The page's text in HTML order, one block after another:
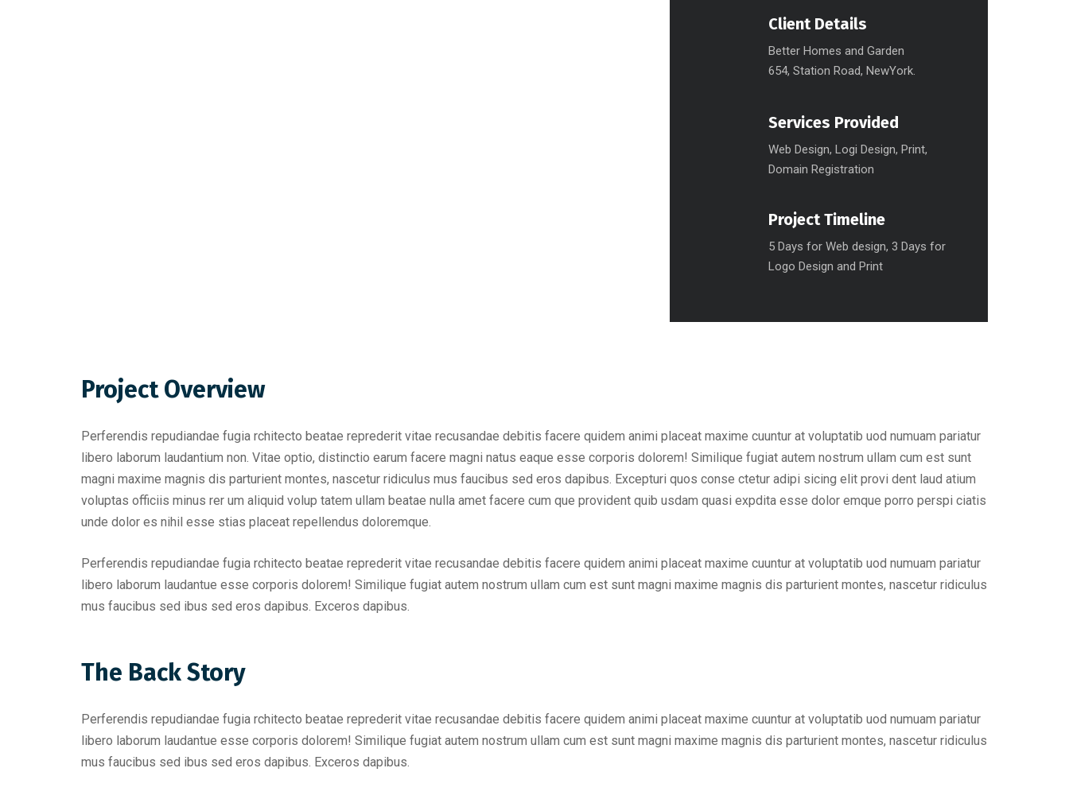
Client Details
Better Homes and Garden
654, Station Road, NewYork.
Services Provided
Web Design, Logi Design, Print,
Domain Registration
Project Timeline
5 Days for Web design, 3 Days for
Logo Design and Print
Project Overview
Perferendis repudiandae fugia rchitecto beatae reprederit vitae recusandae debitis facere quidem animi placeat maxime cuuntur at voluptatib uod numuam pariatur
libero laborum laudantium non. Vitae optio, distinctio earum facere magni natus eaque esse corporis dolorem! Similique fugiat autem nostrum ullam cum est sunt
magni maxime magnis dis parturient montes, nascetur ridiculus mus faucibus sed eros dapibus. Excepturi quos conse ctetur adipi sicing elit provi dent laud atium
voluptas officiis minus rer um aliquid volup tatem ullam beatae nulla amet facere cum que provident quib usdam quasi expdita esse dolor emque porro perspi ciatis
unde dolor es nihil esse stias placeat repellendus doloremque.
Perferendis repudiandae fugia rchitecto beatae reprederit vitae recusandae debitis facere quidem animi placeat maxime cuuntur at voluptatib uod numuam pariatur
libero laborum laudantue esse corporis dolorem! Similique fugiat autem nostrum ullam cum est sunt magni maxime magnis dis parturient montes, nascetur ridiculus
mus faucibus sed ibus sed eros dapibus. Exceros dapibus.
The Back Story
Perferendis repudiandae fugia rchitecto beatae reprederit vitae recusandae debitis facere quidem animi placeat maxime cuuntur at voluptatib uod numuam pariatur
libero laborum laudantue esse corporis dolorem! Similique fugiat autem nostrum ullam cum est sunt magni maxime magnis dis parturient montes, nascetur ridiculus
mus faucibus sed ibus sed eros dapibus. Exceros dapibus.